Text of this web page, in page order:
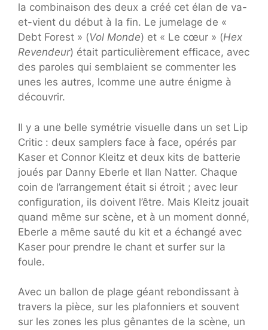
la combinaison des deux a créé cet élan de va-
et-vient du début à la fin. Le jumelage de «
Debt Forest » (Vol Monde) et « Le cœur » (Hex
Revendeur) était particulièrement efficace, avec
des paroles qui semblaient se commenter les
unes les autres, lcomme une autre énigme à
découvrir.
Il y a une belle symétrie visuelle dans un set Lip
Critic : deux samplers face à face, opérés par
Kaser et Connor Kleitz et deux kits de batterie
joués par Danny Eberle et Ilan Natter. Chaque
coin de l’arrangement était si étroit ; avec leur
configuration, ils doivent l’être. Mais Kleitz jouait
quand même sur scène, et à un moment donné,
Eberle a même sauté du kit et a échangé avec
Kaser pour prendre le chant et surfer sur la
foule.
Avec un ballon de plage géant rebondissant à
travers la pièce, sur les plafonniers et souvent
sur les zones les plus gênantes de la scène, un